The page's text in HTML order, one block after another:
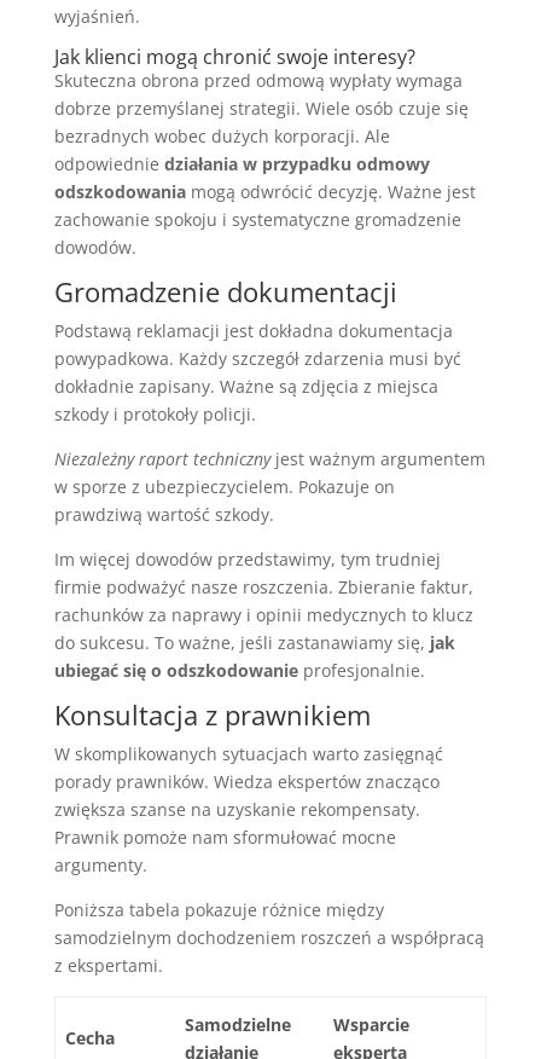
wyjaśnień.
Jak klienci mogą chronić swoje interesy?
Skuteczna obrona przed odmową wypłaty wymaga
dobrze przemyślanej strategii. Wiele osób czuje się
bezradnych wobec dużych korporacji. Ale
odpowiednie działania w przypadku odmowy
odszkodowaniamogą odwrócić decyzję. Ważne jest
zachowanie spokoju i systematyczne gromadzenie
dowodów.
Gromadzenie dokumentacji
Podstawą reklamacji jest dokładna dokumentacja
powypadkowa. Każdy szczegół zdarzenia musi być
dokładnie zapisany. Ważne są zdjęcia z miejsca
szkody i protokoły policji.
Niezależny raport technicznyjest ważnym argumentem
w sporze z ubezpieczycielem. Pokazuje on
prawdziwą wartość szkody.
Im więcej dowodów przedstawimy, tym trudniej
firmie podważyć nasze roszczenia. Zbieranie faktur,
rachunków za naprawy i opinii medycznych to klucz
do sukcesu. To ważne, jeśli zastanawiamy się, jak
ubiegać się o odszkodowanieprofesjonalnie.
Konsultacja z prawnikiem
W skomplikowanych sytuacjach warto zasięgnąć
porady prawników. Wiedza ekspertów znacząco
zwiększa szanse na uzyskanie rekompensaty.
Prawnik pomoże nam sformułować mocne
argumenty.
Poniższa tabela pokazuje różnice między
samodzielnym dochodzeniem roszczeń a współpracą
z ekspertami.
Cecha
Samodzielne
działanie
Wsparcie
eksperta